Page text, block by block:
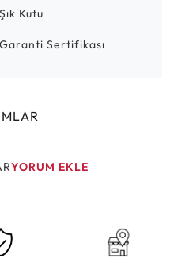
Şık Kutu
Garanti Sertifikası
YORUM EKLE